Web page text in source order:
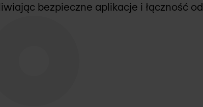
bezpieczne aplikacje i łączność od